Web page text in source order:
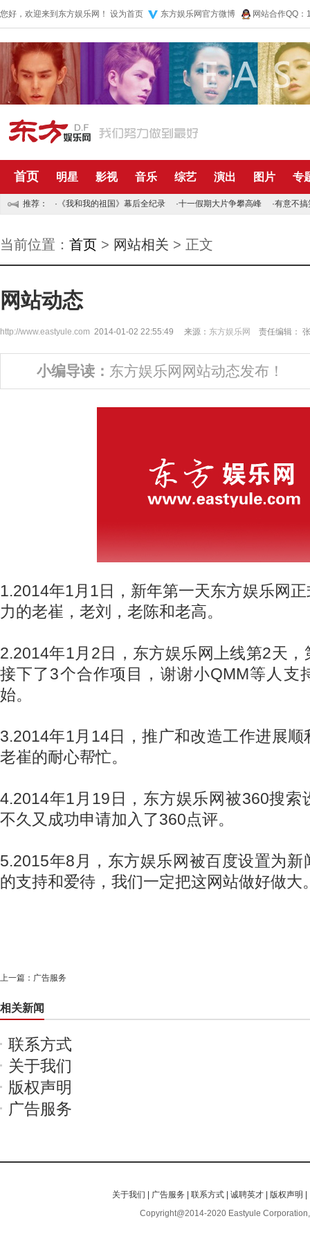
您好，欢迎来到东方娱乐网！ 设为首页 东方娱乐网官方微博 网站合作QQ
首页 明星 影视 音乐 综艺 演出 图片 专
推荐： · 《我和我的祖国》幕后全纪录 ·十一假期大片争攀高峰 ·有意不搞
当前位置： 首页 > 网站相关 > 正文
网站动态
http://www.eastyule.com 2014-01-02 22:55:49 来源： 东方娱乐网 责任编辑：
小编导读： 东方娱乐网网站动态发布！
1.2014年1月1日，新年第一天东方娱乐网
力的老崔，老刘，老陈和老高。
2.2014年1月2日，东方娱乐网上线第2天
接下了3个合作项目，谢谢小QMM等人支
始。
3.2014年1月14日，推广和改造工作进展
老崔的耐心帮忙。
4.2014年1月19日，东方娱乐网被360搜索
不久又成功申请加入了360点评。
5.2015年8月，东方娱乐网被百度设置为新
的支持和爱待，我们一定把这网站做好做大
上一篇： 广告服务
相关新闻
联系方式
关于我们
版权声明
广告服务
关于我们 广告服务 |联系方式 |诚聘英才 版权声明
Copyright@2014-2020 Eastyule